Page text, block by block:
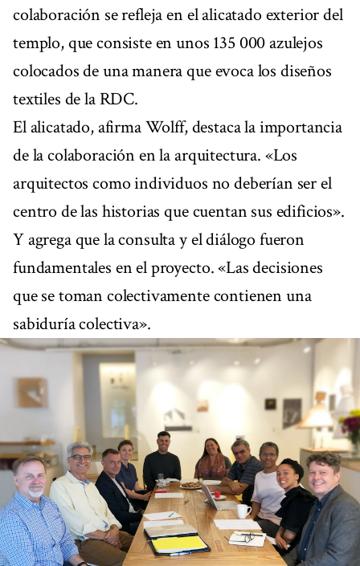
colaboración se refleja en el alicatado exterior del
templo, que consiste en unos 135 000 azulejos
colocados de una manera que evoca los diseños
textiles de la RDC.
El alicatado, afirma Wolff, destaca la importancia
de la colaboración en la arquitectura. «Los
arquitectos como individuos no deberían ser el
centro de las historias que cuentan sus edificios».
Y agrega que la consulta y el diálogo fueron
fundamentales en el proyecto. «Las decisiones
que se toman colectivamente contienen una
sabiduría colectiva».